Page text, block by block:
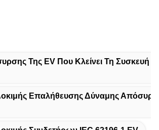
Της EV Που Κλείνει Τη Συσκευή
Επαλήθευσης Δύναμης